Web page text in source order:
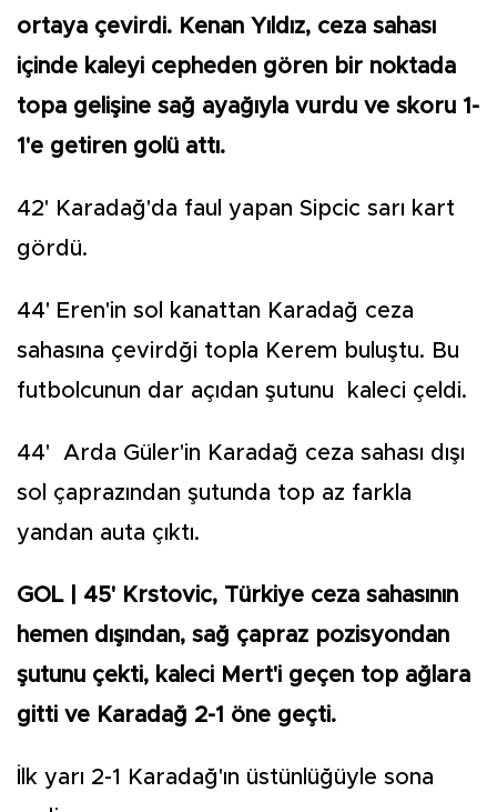
ortaya çevirdi. Kenan Yıldız, ceza sahası
içinde kaleyi cepheden gören bir noktada
topa gelişine sağ ayağıyla vurdu ve skoru 1-
1'e getiren golü attı.
42' Karadağ'da faul yapan Sipcic sarı kart
gördü.
44' Eren'in sol kanattan Karadağ ceza
sahasına çevirdği topla Kerem buluştu. Bu
futbolcunun dar açıdan şutunu kaleci çeldi.
44' Arda Güler'in Karadağ ceza sahası dışı
sol çaprazından şutunda top az farkla
yandan auta çıktı.
GOL | 45' Krstovic, Türkiye ceza sahasının
hemen dışından, sağ çapraz pozisyondan
şutunu çekti, kaleci Mert'i geçen top ağlara
gitti ve Karadağ 2-1 öne geçti.
İlk yarı 2-1 Karadağ'ın üstünlüğüyle sona